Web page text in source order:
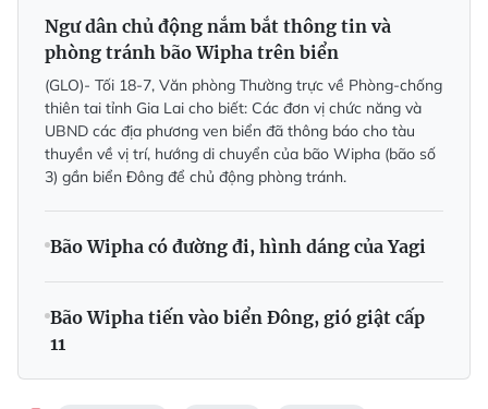
Ngư dân chủ động nắm bắt thông tin và
phòng tránh bão Wipha trên biển
(GLO)- Tối 18-7, Văn phòng Thường trực về Phòng-chống
thiên tai tỉnh Gia Lai cho biết: Các đơn vị chức năng và
UBND các địa phương ven biển đã thông báo cho tàu
thuyền về vị trí, hướng di chuyển của bão Wipha (bão số
3) gần biển Đông để chủ động phòng tránh.
Bão Wipha có đường đi, hình dáng của Yagi
Bão Wipha tiến vào biển Đông, gió giật cấp
11